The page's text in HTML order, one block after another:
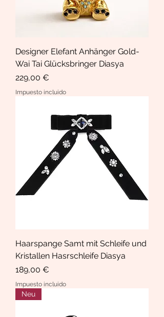
Designer Elefant Anhänger Gold-
Wai Tai Glücksbringer Diasya
Precio
229,00 €
Impuesto incluido
Haarspange Samt mit Schleife und
Kristallen Hasrschleife Diasya
Precio
189,00 €
Impuesto incluido
Neu